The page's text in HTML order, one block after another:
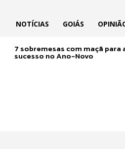
NOTÍCIAS GOIÁS
7 sobremesas com maçã para
sucesso no Ano-Novo